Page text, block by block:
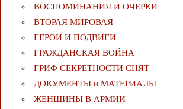
ВОСПОМИНАНИЯ И ОЧЕРКИ
ВТОРАЯ МИРОВАЯ
ГЕРОИ И ПОДВИГИ
ГРАЖДАНСКАЯ ВОЙНА
ГРИФ СЕКРЕТНОСТИ СНЯТ
ДОКУМЕНТЫ и МАТЕРИАЛЫ
ЖЕНЩИНЫ В АРМИИ